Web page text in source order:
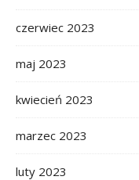
czerwiec 2023
maj 2023
kwiecień 2023
marzec 2023
luty 2023